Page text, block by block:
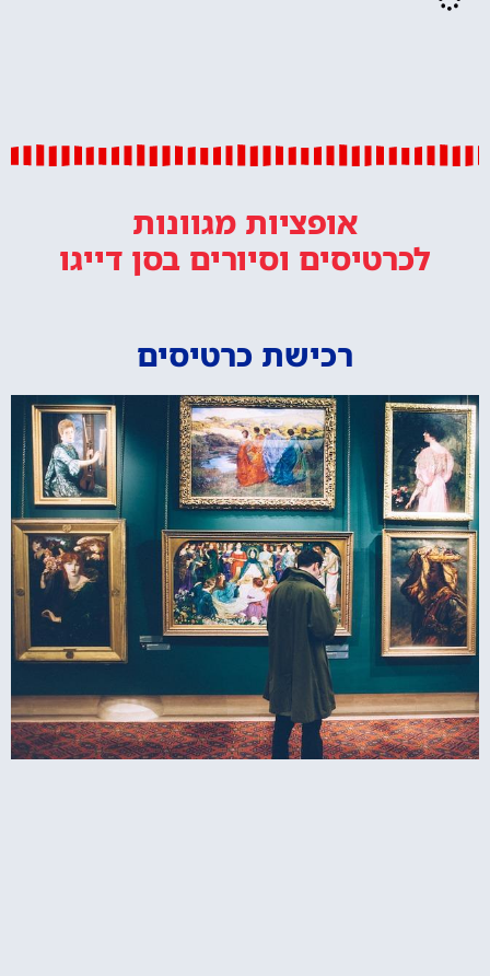
אופציות מגוונות
לכרטיסים וסיורים בסן דייגו
רכישת כרטיסים